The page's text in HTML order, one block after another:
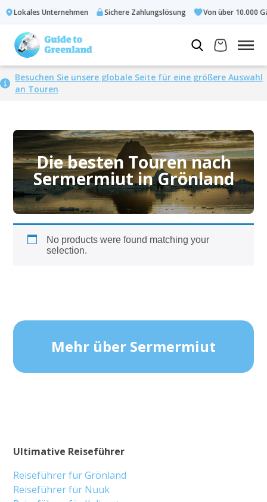
Lokales Unternehmen Sichere Zahlungslösung Von über 10.000
Besuchen Sie unsere globale Seite für eine größere Auswahl
an Touren
Die besten Touren nach
Sermermiut in Grönland
No products were found matching your
selection.
Mehr über Sermermiut
Ultimative Reiseführer
Reiseführer für Grönland
Reiseführer für Nuuk